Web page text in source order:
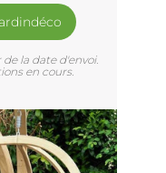
la date d'envoi.
en cours.